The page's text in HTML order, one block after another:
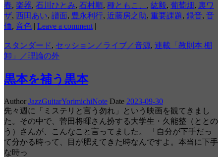
春, 楽器, 石川ひとみ, 石村順, 種ともこ、 , 紘毅, 葡萄畑, 裏ワ
ザ, 西田あい, 譜面, 豊永利行, 近藤房之助, 重要課題, 録音, 音
価, 音色 | Leave a comment |
スタンダード, セッション／ライブ／音源, 連載「教則本 棚
卸」／理論の外
黒本を補う黒本
Author JazzGuitarYorimichiNote Date 2023-09-30
先々週に「ミステリと言う勿れ」という映画を観てきまし
た。その中で、菅田将暉さん扮する大学生・久能整（ととの
う）さんが、こんなこと言ってました。 「自分が下手だっ
て分かる時って、目が肥えてきた時なんですよ。本当に下手
な時っ